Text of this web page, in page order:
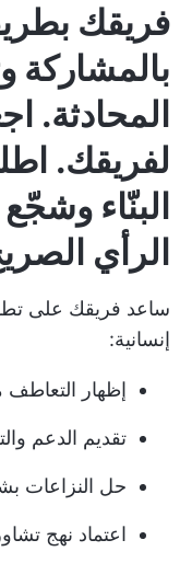
فريقك
بالمشاركة
المحادثة.
لفريقك.
البنّاء
الرأي
ساعد فريقك على
إنسانية:
إظهار التعاطف
تقديم الدعم
حل النزاعات
اعتماد نهج